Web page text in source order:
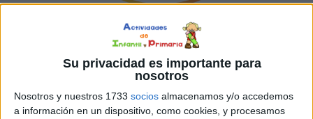
Su privacidad es importante para
nosotros
Nosotros y nuestros 1733 socios almacenamos y/o accedemos
a información en un dispositivo, como cookies, y procesamos
SUSCRIBETE TOTALMENTE
GRATIS
Y PUEDESESTAR AL DÍA DE